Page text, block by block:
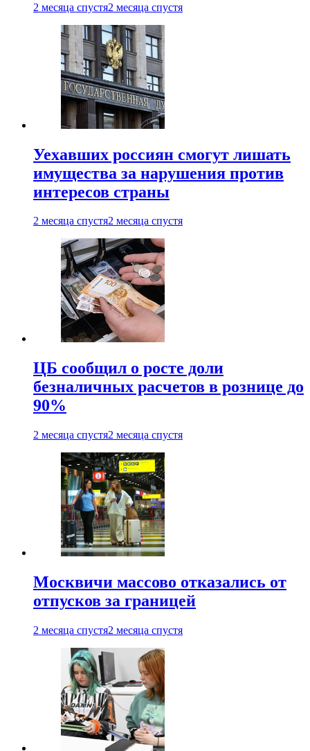
2 месяца спустя2 месяца спустя
Уехавших россиян смогут лишать
имущества за нарушения против
интересов страны
2 месяца спустя2 месяца спустя
ЦБ сообщил о росте доли
безналичных расчетов в рознице до
90%
2 месяца спустя2 месяца спустя
Москвичи массово отказались от
отпусков за границей
2 месяца спустя2 месяца спустя